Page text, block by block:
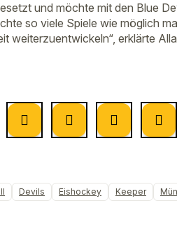
und möchte mit den Blue
so viele Spiele wie möglich
weiterzuentwickeln“, erklärte
Devils Eishockey Keeper